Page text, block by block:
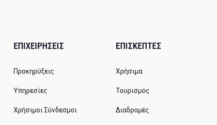
ΕΠΙΧΕΙΡΗΣΕΙΣ
Προκηρύξεις
Υπηρεσίες
Χρήσιμοι Σύνδεσμοι
ΕΠΙΣΚΕΠΤΕΣ
Χρήσιμα
Τουρισμός
Διαδρομές